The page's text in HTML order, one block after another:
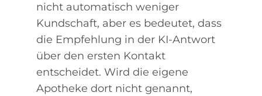
nicht automatisch weniger
Kundschaft, aber es bedeutet, dass
die Empfehlung in der KI-Antwort
über den ersten Kontakt
entscheidet. Wird die eigene
Apotheke dort nicht genannt,